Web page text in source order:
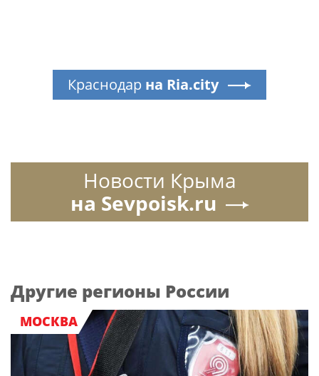
Краснодар на Ria.city
Новости Крыма
на Sevpoisk.ru
Другие регионы России
МОСКВА